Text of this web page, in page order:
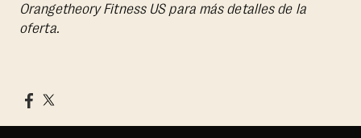
Orangetheory Fitness US para más detalles de la
oferta.